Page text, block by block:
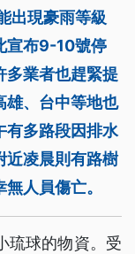
出現豪雨等級
宣布9-10號停
多業者也趕緊提
雄、台中等地也
有多路段因排水
近凌晨則有路樹
人員傷亡。
琉球的物資。受